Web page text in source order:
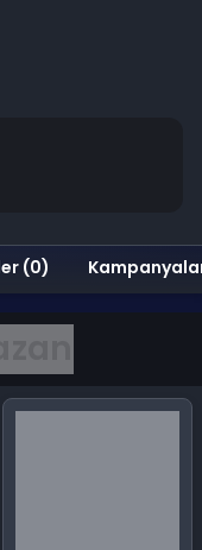
Değerlendirmeler (0)